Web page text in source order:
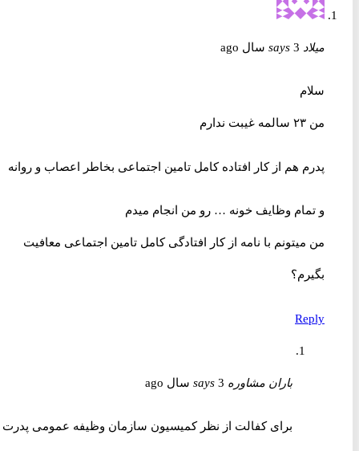
میلاد says 3 سال ago
سلام
پدرم هم از کار افتاده کامل تامین اجتماعی بخاطر اعصاب و روانه
و تمام وظایف خونه … رو من انجام میدم
من میتونم با نامه از کار افتادگی کامل تامین اجتماعی معافیت
بگیرم؟
Reply
باران مشاوره says 3 سال ago
برای کفالت از نظر کمیسیون سازمان وظیفه عمومی پدرت